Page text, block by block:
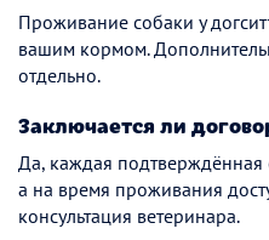
Проживание собаки у
вашим кормом.
отдельно.
Заключается ли
Да, каждая
а на время проживания
консультация ветеринара.